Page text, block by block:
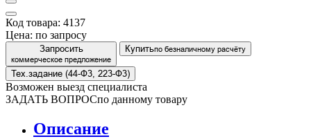
Код товара: 4137
Цена: по запросу
Запросить
коммерческое предложение
Купитьпо безналичному расчёту
Тех.задание (44-Ф3, 223-Ф3)
Возможен выезд специалиста
ЗАДАТЬ ВОПРОСпо данному товару
Описание